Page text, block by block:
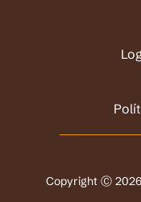
Copyright Ⓒ